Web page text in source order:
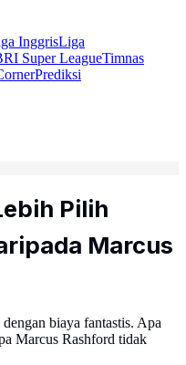
InggrisLiga
Super LeagueTimnas
Prediksi
Pilih
Marcus
biaya fantastis. Apa
Marcus Rashford tidak